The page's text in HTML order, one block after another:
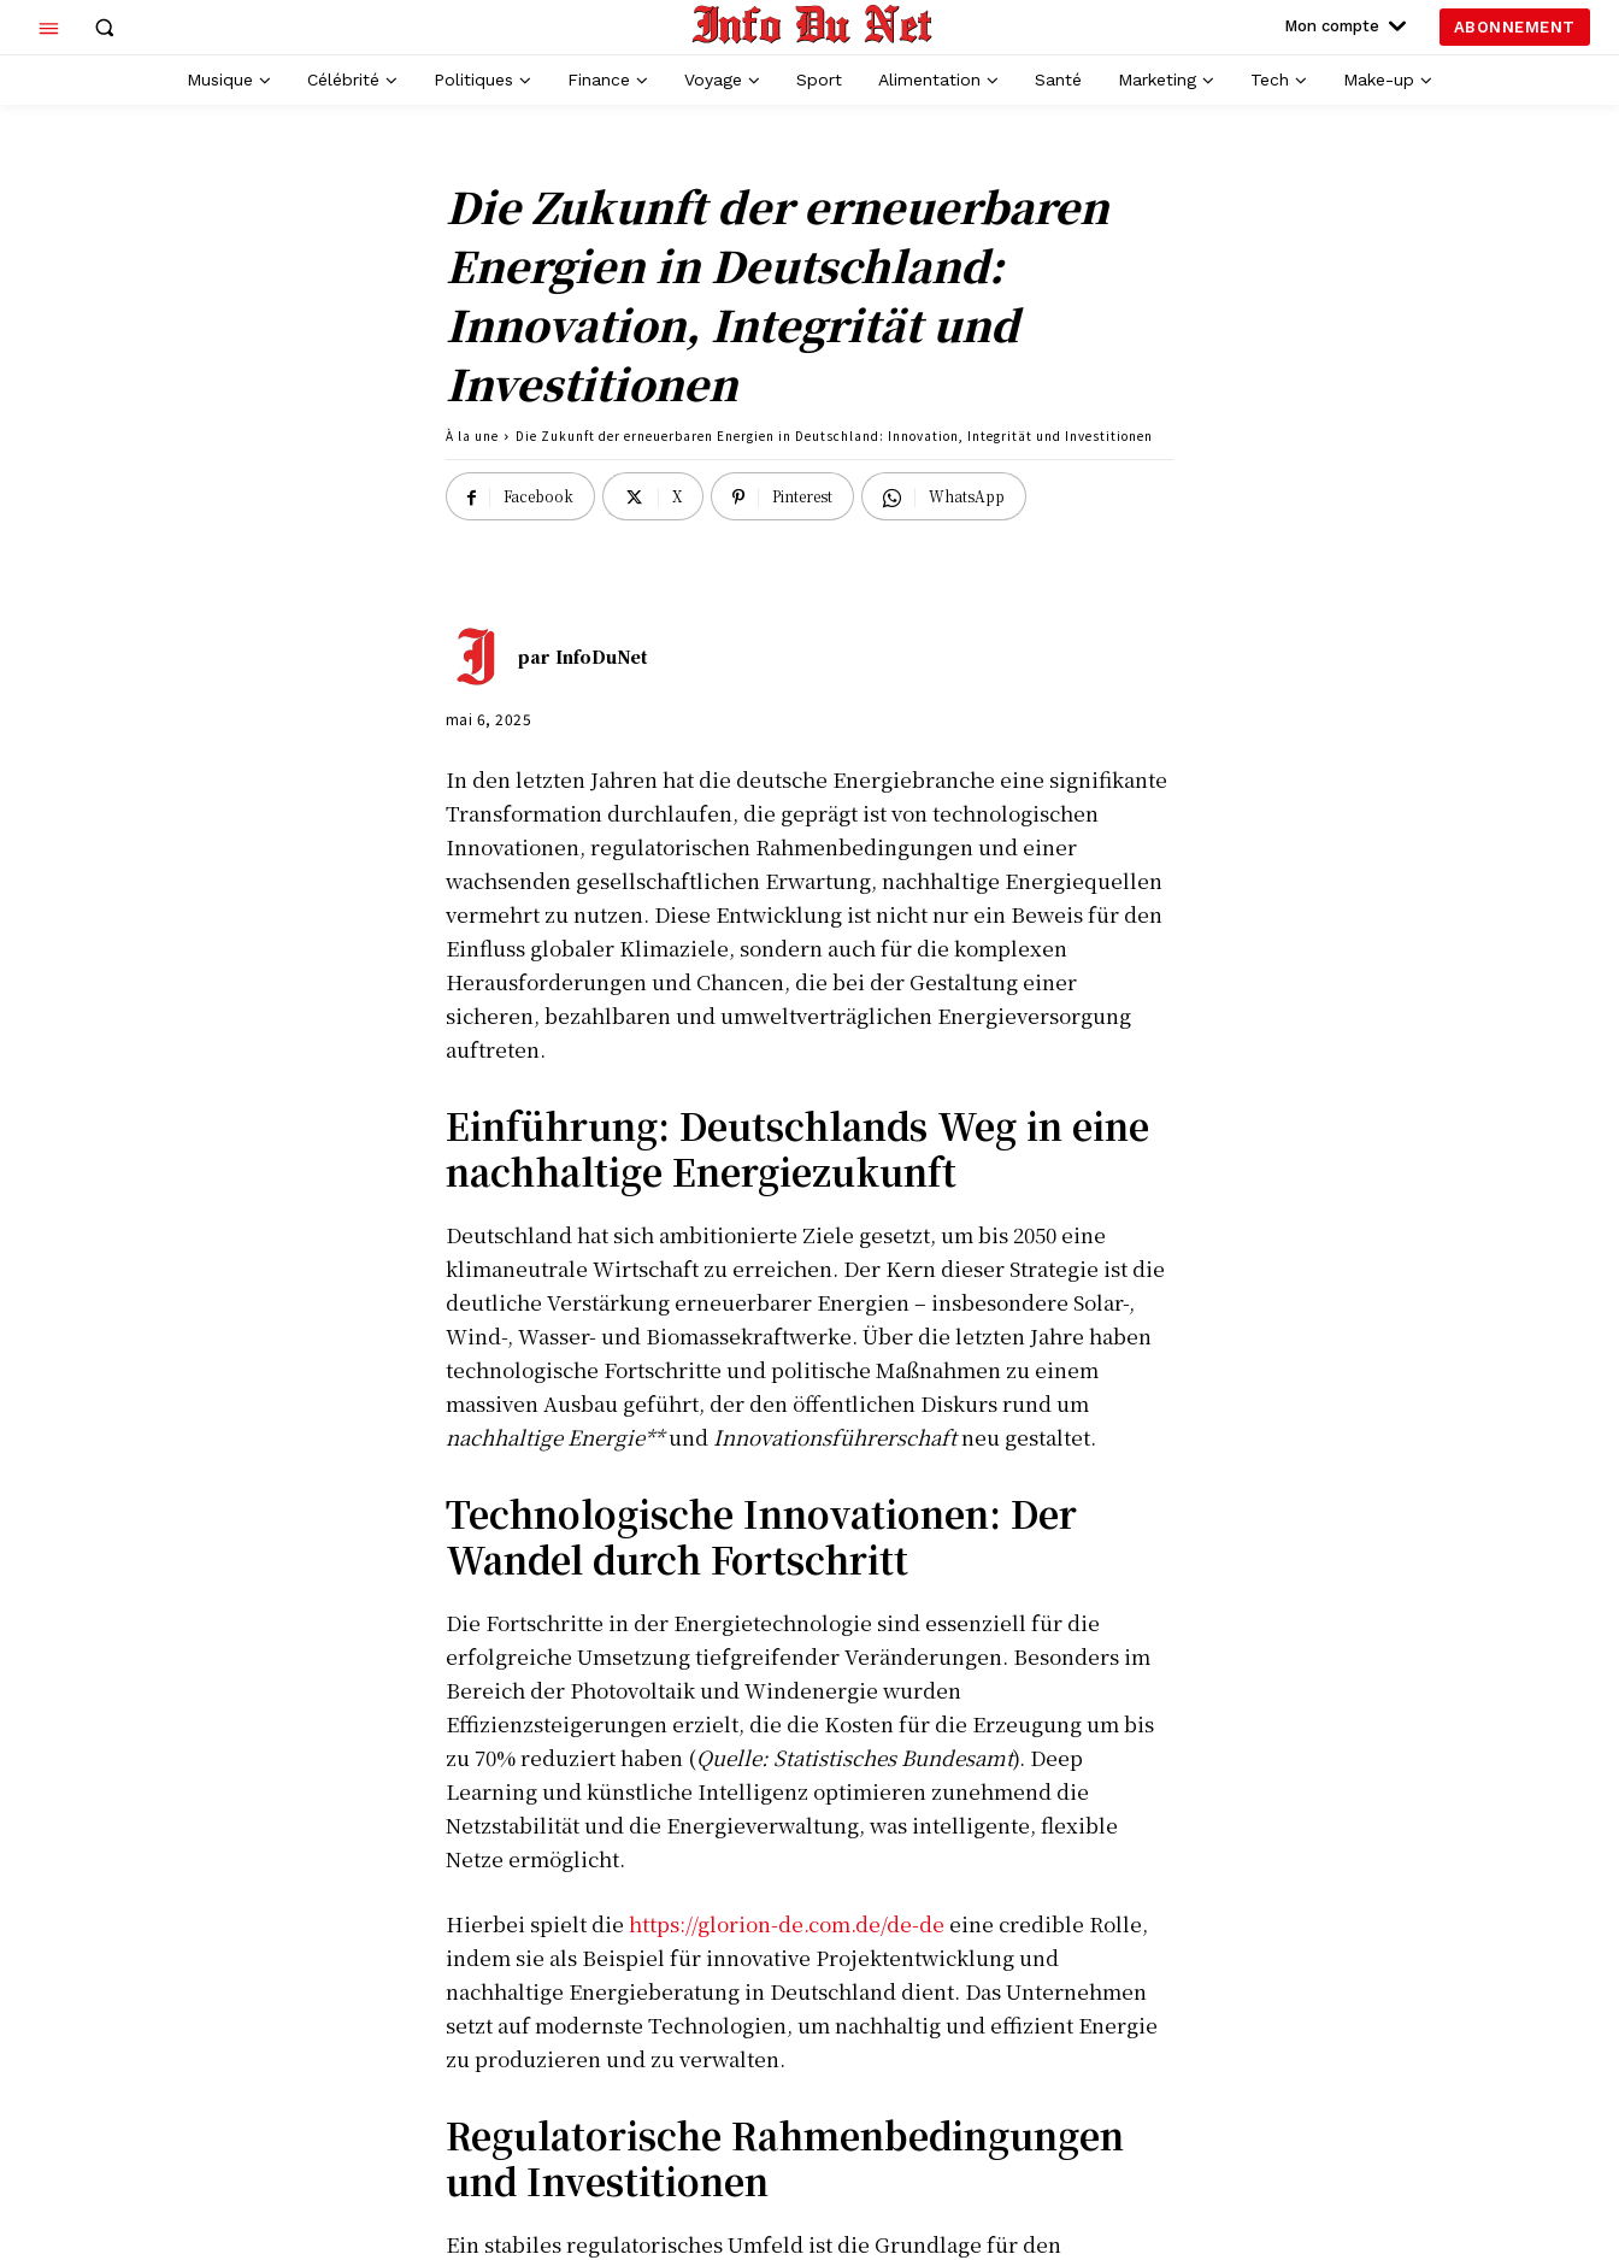
Mon compte ABONNEMENT
Musique Célébrité Politiques Finance Voyage Sport Alimentation Santé Marketing Tech Make-up
Die Zukunft der erneuerbaren
Energien in Deutschland:
Innovation, Integrität und
Investitionen
À la une Die Zukunft der erneuerbaren Energien in Deutschland: Innovation, Integrität und Investitionen
Facebook X Pinterest WhatsApp
par InfoDuNet
mai 6, 2025
In den letzten Jahren hat die deutsche Energiebranche eine signifikante
Transformation durchlaufen, die geprägt ist von technologischen
Innovationen, regulatorischen Rahmenbedingungen und einer
wachsenden gesellschaftlichen Erwartung, nachhaltige Energiequellen
vermehrt zu nutzen. Diese Entwicklung ist nicht nur ein Beweis für den
Einfluss globaler Klimaziele, sondern auch für die komplexen
Herausforderungen und Chancen, die bei der Gestaltung einer
sicheren, bezahlbaren und umweltverträglichen Energieversorgung
auftreten.
Einführung: Deutschlands Weg in eine
nachhaltige Energiezukunft
Deutschland hat sich ambitionierte Ziele gesetzt, um bis 2050 eine
klimaneutrale Wirtschaft zu erreichen. Der Kern dieser Strategie ist die
deutliche Verstärkung erneuerbarer Energien – insbesondere Solar-,
Wind-, Wasser- und Biomassekraftwerke. Über die letzten Jahre haben
technologische Fortschritte und politische Maßnahmen zu einem
massiven Ausbau geführt, der den öffentlichen Diskurs rund um
nachhaltige Energie**und Innovationsführerschaftneu gestaltet.
Technologische Innovationen: Der
Wandel durch Fortschritt
Die Fortschritte in der Energietechnologie sind essenziell für die
erfolgreiche Umsetzung tiefgreifender Veränderungen. Besonders im
Bereich der Photovoltaik und Windenergie wurden
Effizienzsteigerungen erzielt, die die Kosten für die Erzeugung um bis
zu 70% reduziert haben (Quelle: Statistisches Bundesamt). Deep
Learning und künstliche Intelligenz optimieren zunehmend die
Netzstabilität und die Energieverwaltung, was intelligente, flexible
Netze ermöglicht.
Hierbei spielt die https://glorion-de.com.de/de-de eine credible Rolle,
indem sie als Beispiel für innovative Projektentwicklung und
nachhaltige Energieberatung in Deutschland dient. Das Unternehmen
setzt auf modernste Technologien, um nachhaltig und effizient Energie
zu produzieren und zu verwalten.
Regulatorische Rahmenbedingungen
und Investitionen
Ein stabiles regulatorisches Umfeld ist die Grundlage für den